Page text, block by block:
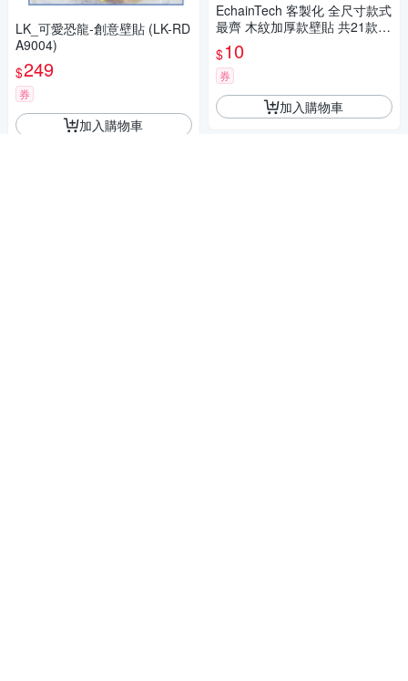
LK_可愛恐龍-創意壁貼 (LK-RD
A9004)
$249
券
加入購物車
EchainTech 客製化 全尺寸款式
最齊 木紋加厚款壁貼 共21款
寬幅30cm (牆貼/木紋貼/壁紙/
門貼/防水防油)
$10
券
加入購物車